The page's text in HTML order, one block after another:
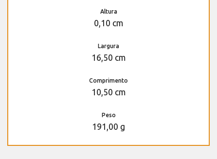
Altura
0,10 cm
Largura
16,50 cm
Comprimento
10,50 cm
Peso
191,00 g